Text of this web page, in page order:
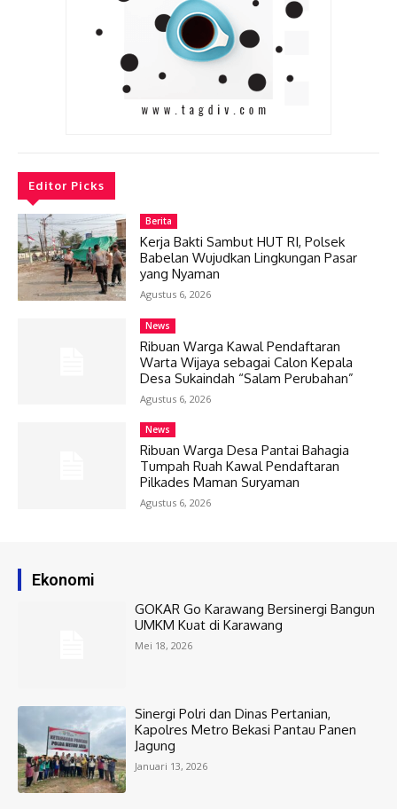
Editor Picks
Berita
Kerja Bakti Sambut HUT RI, Polsek
Babelan Wujudkan Lingkungan Pasar
yang Nyaman
Agustus 6, 2026
News
Ribuan Warga Kawal Pendaftaran
Warta Wijaya sebagai Calon Kepala
Desa Sukaindah “Salam Perubahan”
Agustus 6, 2026
News
Ribuan Warga Desa Pantai Bahagia
Tumpah Ruah Kawal Pendaftaran
Pilkades Maman Suryaman
Agustus 6, 2026
Ekonomi
GOKAR Go Karawang Bersinergi Bangun
UMKM Kuat di Karawang
Mei 18, 2026
Sinergi Polri dan Dinas Pertanian,
Kapolres Metro Bekasi Pantau Panen
Jagung
Januari 13, 2026